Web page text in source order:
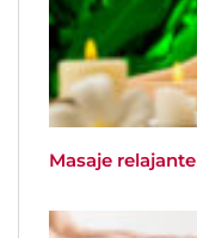
Masaje relajante